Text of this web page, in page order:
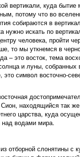
вертикали, куда
потому что во
собираются в
нужно искать по
человека, пройти
то мы уткнемся в
это восток, тема
и луны, собранных
символ восточно-
находящийся так
царства, куда
над водами мира.
отборной слонятины с